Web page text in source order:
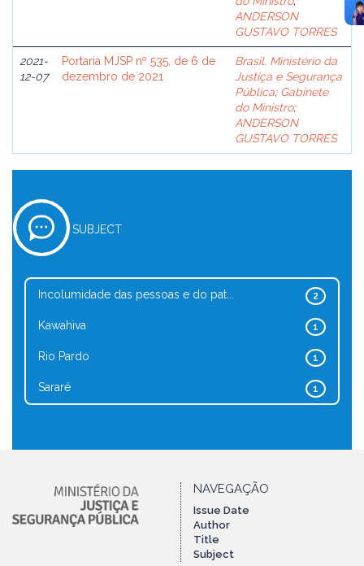
ANDERSON
GUSTAVO TORRES
2021-
12-07
Portaria MJSP nº 535, de 6 de
dezembro de 2021
Brasil. Ministério da
Justiça e Segurança
Pública; Gabinete
do Ministro;
ANDERSON
GUSTAVO TORRES
SUBJECT
2
Incolumidade das pessoas e do pat...
1
Kawahiva
1
Rio Pardo
1
Sararé
NAVEGAÇÃO
Issue Date
Author
Title
Subject